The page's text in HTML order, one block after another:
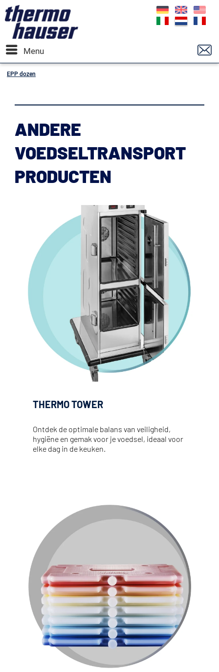
Menu
EPP dozen
ANDERE
VOEDSELTRANSPORT
PRODUCTEN
THERMO TOWER
Ontdek de optimale balans van veiligheid,
hygiëne en gemak voor je voedsel, ideaal voor
elke dag in de keuken.